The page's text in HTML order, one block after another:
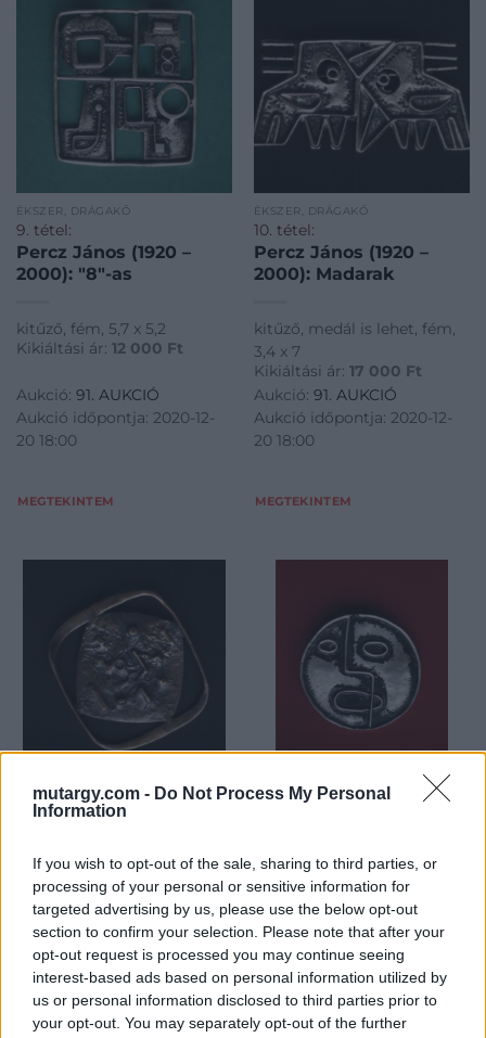
mutargy.com - Do Not Process My Personal
Information
If you wish to opt-out of the sale, sharing to third parties, or
processing of your personal or sensitive information for
targeted advertising by us, please use the below opt-out
section to confirm your selection. Please note that after your
opt-out request is processed you may continue seeing
interest-based ads based on personal information utilized by
us or personal information disclosed to third parties prior to
your opt-out. You may separately opt-out of the further
ÉKSZER, DRÁGAKŐ
9. tétel:
Percz János (1920 –
2000): "8"-as
kitűző, fém, 5,7 x 5,2
Kikiáltási ár: 12 000 Ft
Aukció: 91. AUKCIÓ
Aukció időpontja: 2020-12-
20 18:00
MEGTEKINTEM
ÉKSZER, DRÁGAKŐ
10. tétel:
Percz János (1920 –
2000): Madarak
kitűző, medál is lehet, fém,
3,4 x 7
Kikiáltási ár: 17 000 Ft
Aukció: 91. AUKCIÓ
Aukció időpontja: 2020-12-
20 18:00
MEGTEKINTEM
ÉKSZER, DRÁGAKŐ
11. tétel:
2000): Vonalak és
körök
kitűző, réz, 5,6 x 6
Kikiáltási ár:10 000Ft
Aukció:91. AUKCIÓ
Aukció időpontja: 2020-12-
20 18:00
ÉKSZER, DRÁGAKŐ
2000): Arc
kitűző, fém, 4,5
Kikiáltási ár:14 000
Aukció:91. AUKCIÓ
Aukció időpontja: 2020-12-
20 18:00